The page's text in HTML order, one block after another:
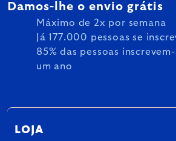
Damos-lhe o envio grátis
Máximo de 2x por semana
Já 177.000 pessoas se
85% das pessoas
um ano
LOJA